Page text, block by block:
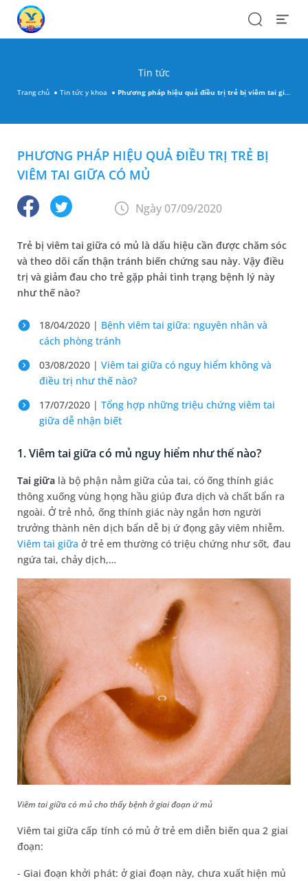
SearchOpen
Tin tức
Trang chủ Tin tức y khoa Phương pháp hiệu quả điều trị trẻ bị viêm tai giữa có mủ
PHƯƠNG PHÁP HIỆU QUẢ ĐIỀU TRỊ TRẺ BỊ
VIÊM TAI GIỮA CÓ MỦ
Ngày 07/09/2020
Trẻ bị viêm tai giữa có mủ là dấu hiệu cần được chăm sóc
và theo dõi cẩn thận tránh biến chứng sau này. Vậy điều
trị và giảm đau cho trẻ gặp phải tình trạng bệnh lý này
như thế nào?
18/04/2020 | Bệnh viêm tai giữa: nguyên nhân và
cách phòng tránh
03/08/2020 | Viêm tai giữa có nguy hiểm không và
điều trị như thế nào?
17/07/2020 | Tổng hợp những triệu chứng viêm tai
giữa dễ nhận biết
1. Viêm tai giữa có mủ nguy hiểm như thế nào?
Tai giữa là bộ phận nằm giữa của tai, có ống thính giác
thông xuống vùng họng hầu giúp đưa dịch và chất bẩn ra
ngoài. Ở trẻ nhỏ, ống thính giác này ngắn hơn người
trưởng thành nên dịch bẩn dễ bị ứ đọng gây viêm nhiễm.
Viêm tai giữa ở trẻ em thường có triệu chứng như sốt, đau
ngứa tai, chảy dịch,…
Viêm tai giữa có mủ cho thấy bệnh ở giai đoạn ứ mủ
Viêm tai giữa cấp tính có mủ ở trẻ em diễn biến qua 2 giai
đoạn:
- Giai đoạn khởi phát: ở giai đoạn này, chưa xuất hiện mủ